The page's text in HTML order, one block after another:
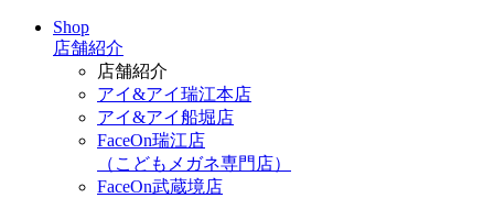
Shop
店舗紹介
店舗紹介
アイ&アイ瑞江本店
アイ&アイ船堀店
FaceOn瑞江店
（こどもメガネ専門店）
FaceOn武蔵境店